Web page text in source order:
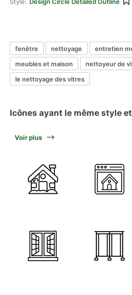
fenêtre nettoyage
entretien
meubles et maison
nettoyeur de
le nettoyage des vitres
Icônes ayant le même style
Voir plus